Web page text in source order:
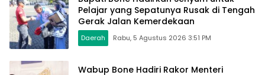
Pelajar yang Sepatunya Rusak di Tengah
Gerak Jalan Kemerdekaan
Daerah Rabu, 5 Agustus 2026 3:51 PM
Wabup Bone Hadiri Rakor Menteri